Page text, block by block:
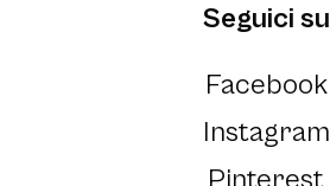
Seguici su
Facebook
Instagram